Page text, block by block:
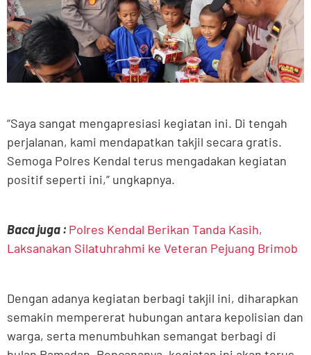
“Saya sangat mengapresiasi kegiatan ini. Di tengah
perjalanan, kami mendapatkan takjil secara gratis.
Semoga Polres Kendal terus mengadakan kegiatan
positif seperti ini,” ungkapnya.
Baca juga : Polres Kendal Berikan Tanda Kasih,
Laksanakan Silatuhrahmi ke Veteran Pejuang Brimob
Dengan adanya kegiatan berbagi takjil ini, diharapkan
semakin mempererat hubungan antara kepolisian dan
warga, serta menumbuhkan semangat berbagi di